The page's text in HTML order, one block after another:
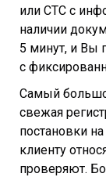
или СТС с
наличии
5 минут, и Вы
с
Самый
свежая
постановки
клиенту
проверяют.